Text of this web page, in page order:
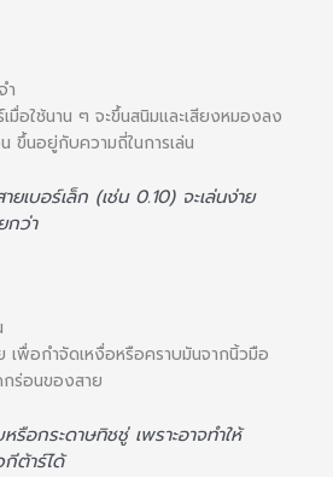
ำ
มื่อใช้นาน ๆ จะขึ้นสนิมและเสียงหมองลง
ขึ้นอยู่กับความถี่ในการเล่น
ยเบอร์เล็ก (เช่น 0.10) จะเล่นง่าย
กว่า
เพื่อกำจัดเหงื่อหรือคราบมันจากนิ้วมือ
ร่อนของสาย
รือกระดาษทิชชู่ เพราะอาจทำให้
ต้าร์ได้